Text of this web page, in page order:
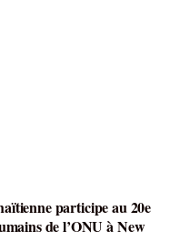
participe au 20e
de l’ONU à New